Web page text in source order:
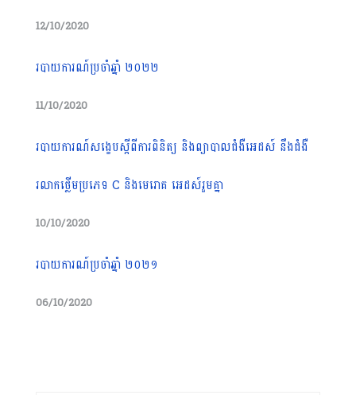
12/10/2020
របាយការណ៍ប្រចាំឆ្នាំ ២០២២
11/10/2020
របាយការណ៍សង្ខេបស្តីពីការពិនិត្យ និងព្យាបាលជំងឺអេដស៍ នឹងជំងឺ
រលាកថ្លើមប្រភេទ C និងមេរោគ អេដស៍រួមគ្នា
10/10/2020
របាយការណ៍ប្រចាំឆ្នាំ ២០២១
06/10/2020